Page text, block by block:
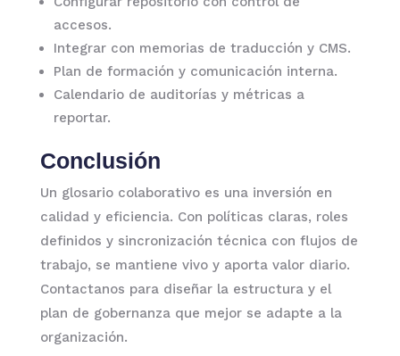
accesos.
Integrar con memorias de traducción y CMS.
Plan de formación y comunicación interna.
Calendario de auditorías y métricas a
reportar.
Conclusión
Un glosario colaborativo es una inversión en
calidad y eficiencia. Con políticas claras, roles
definidos y sincronización técnica con flujos de
trabajo, se mantiene vivo y aporta valor diario.
Contactanos para diseñar la estructura y el
plan de gobernanza que mejor se adapte a la
organización.